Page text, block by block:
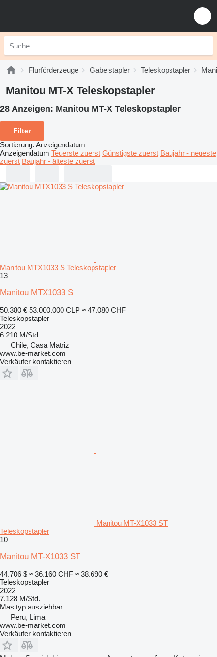
Flurförderzeuge Gabelstapler Teleskopstapler
Manitou MT-X Teleskopstapler
28 Anzeigen: Manitou MT-X Teleskopstapler
Filter
Sortierung: Anzeigendatum
Anzeigendatum Teuerste zuerst Günstigste zuerst Baujahr - neueste
zuerst Baujahr - älteste zuerst
Manitou MTX1033 S Teleskopstapler
13
Manitou MTX1033 S
50.380 € 53.000.000 CLP ≈ 47.080 CHF
Teleskopstapler
2022
6.210 M/Std.
Chile, Casa Matriz
www.be-market.com
Verkäufer kontaktieren
Manitou MT-X1033 ST
Teleskopstapler
10
Manitou MT-X1033 ST
44.706 $ ≈ 36.160 CHF ≈ 38.690 €
Teleskopstapler
2022
7.128 M/Std.
Masttyp ausziehbar
Peru, Lima
www.be-market.com
Verkäufer kontaktieren